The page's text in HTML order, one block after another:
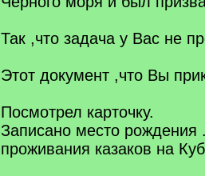
Так ,что задача у Вас не
Этот документ ,что Вы
Посмотрел карточку.
Записано место
проживания казаков на